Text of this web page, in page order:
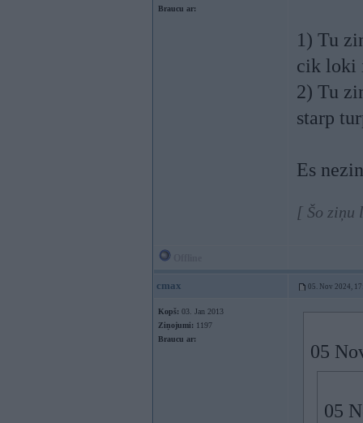
Braucu ar:
1) Tu
cik loki
2) Tu
starp
Es
[ Šo ziņu
cmax 05. Nov 2024,
Kopš: 03. Jan 2013
Ziņojumi: 1197
Braucu ar:
05
05